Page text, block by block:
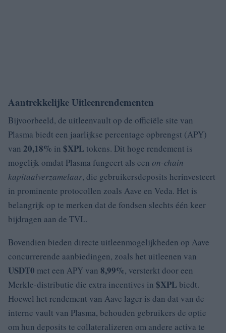
Aantrekkelijke Uitleenrendementen
Bijvoorbeeld, de uitleenvault op de officiële site van
Plasma biedt een jaarlijkse percentage opbrengst (APY)
van 20,18% in $XPL tokens. Dit hoge rendement is
mogelijk omdat Plasma fungeert als een on-chain
kapitaalverzamelaar, die gebruikersdeposits herinvesteert
in prominente protocollen zoals Aave en Veda. Het is
belangrijk op te merken dat de fondsen slechts één keer
bijdragen aan de TVL.
Bovendien bieden directe uitleenmogelijkheden op Aave
concurrerende aanbiedingen, zoals het uitleenen van
USDT0 met een APY van 8,99%, versterkt door een
Merkle-distributie die extra incentives in $XPL biedt.
Hoewel het rendement van Aave lager is dan dat van de
interne vault van Plasma, behouden gebruikers de optie
om hun deposits te collateralizeren om andere activa te